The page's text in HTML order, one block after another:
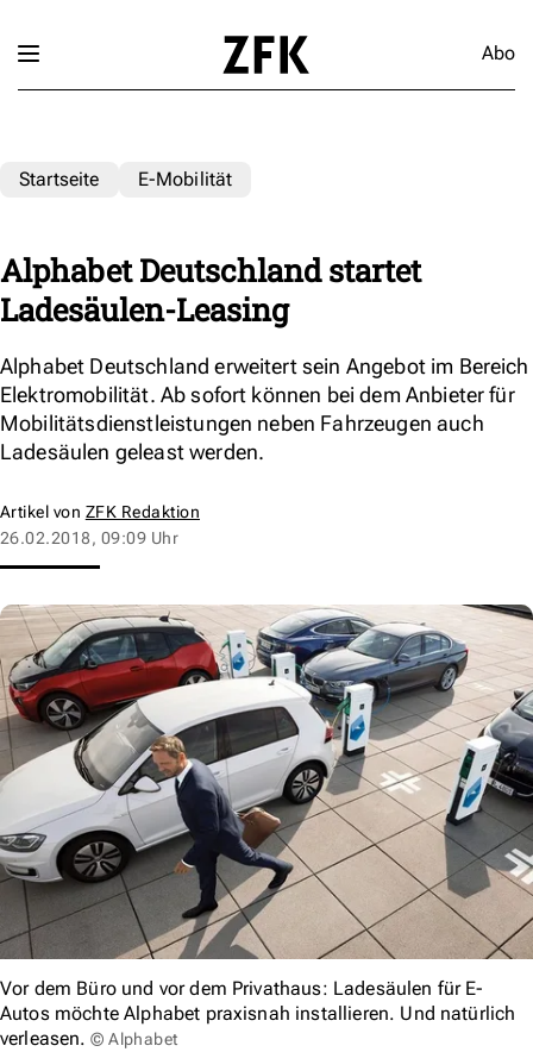
Abo
Startseite E-Mobilität
Alphabet Deutschland startet
Ladesäulen-Leasing
Alphabet Deutschland erweitert sein Angebot im Bereich
Elektromobilität. Ab sofort können bei dem Anbieter für
Mobilitätsdienstleistungen neben Fahrzeugen auch
Ladesäulen geleast werden.
Artikel von ZFK Redaktion
26.02.2018, 09:09 Uhr
Vor dem Büro und vor dem Privathaus: Ladesäulen für E-
Autos möchte Alphabet praxisnah installieren. Und natürlich
verleasen. © Alphabet